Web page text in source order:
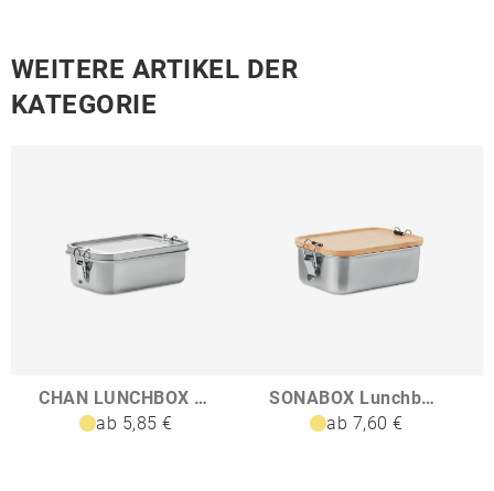
WEITERE ARTIKEL DER
KATEGORIE
CHAN LUNCHBOX Lunchbox Edelstahl 750ml
ab 5,85 €
SONABOX Lunchbox Edelstahl
ab 7,60 €